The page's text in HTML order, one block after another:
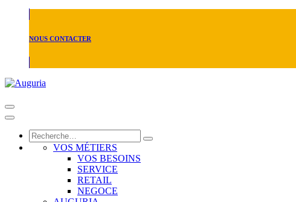
NOUS CONTACTER
VOS MÉTIERS
VOS BESOINS
SERVICE
RETAIL
NEGOCE